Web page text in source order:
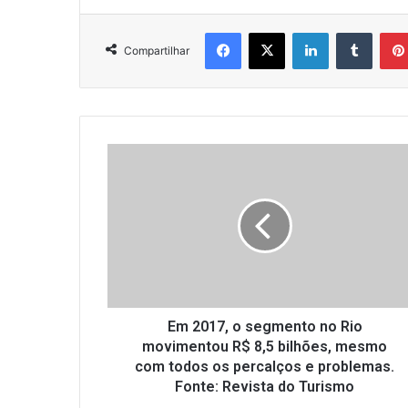
Compartilhar
Facebook
X Linkedin
8,5
mesmo
Em 2017, o segmento no Rio
movimentou R$ 8,5 bilhões, mesmo
com todos os percalços e problemas.
Fonte: Revista do Turismo